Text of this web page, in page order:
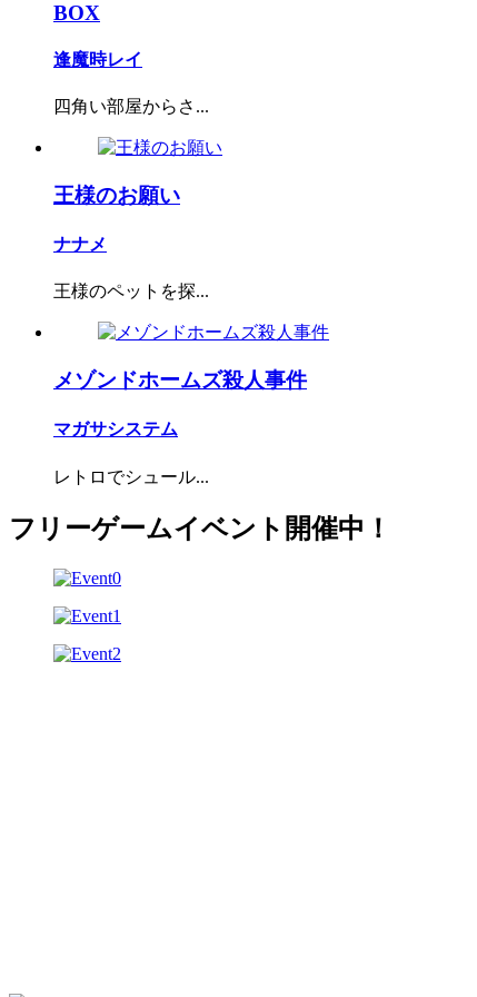
BOX
逢魔時レイ
四角い部屋からさ...
王様のお願い
ナナメ
王様のペットを探...
メゾンドホームズ殺人事件
マガサシステム
レトロでシュール...
フリーゲームイベント開催中！